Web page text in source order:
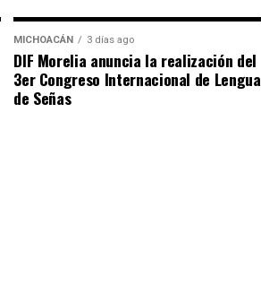
MICHOACÁN 3 días ago
DIF Morelia anuncia la realización del
3er Congreso Internacional de Lengua
de Señas